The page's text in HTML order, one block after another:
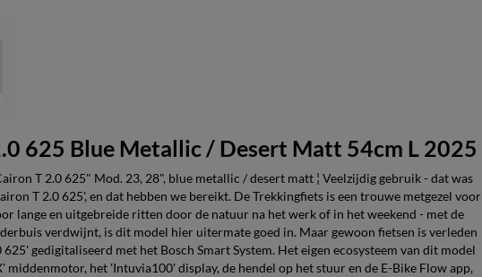
625 Blue Metallic / Desert Matt 54cm L 2025
T 2.0 625" Mod. 23, 28", blue metallic / desert matt ¦ Veelzijdig gebruik - dat was
T 2.0 625', en dat hebben we bereikt. De Trekkingfiets is een trouwe metgezel voor
lange en uitgebreide ritten door de natuur na het werk of in het weekend - met de
verdwijnt, is dit model hier uitermate goed in. Maar gewoon fietsen is verleden
gedigitaliseerd met het Bosch Smart System. Het eigen ecosysteem van dit model
middenmotor, het 'Intuvia100' display, de hendel op het stuur en de E-Bike Flow app,